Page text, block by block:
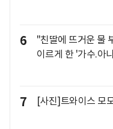
6
"친딸에 뜨거운 물
이르게 한 '가수.아
7 [사진]트와이스 모